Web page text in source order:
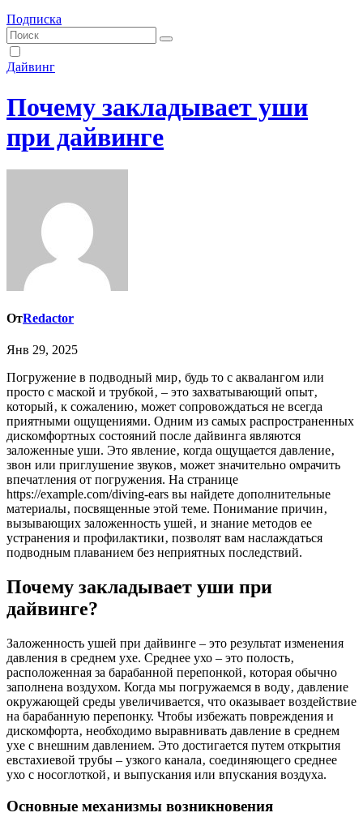
Подписка
Дайвинг
Почему закладывает уши
при дайвинге
ОтRedactor
Янв 29, 2025
Погружение в подводный мир‚ будь то с аквалангом или
просто с маской и трубкой‚ – это захватывающий опыт‚
который‚ к сожалению‚ может сопровождаться не всегда
приятными ощущениями. Одним из самых распространенных
дискомфортных состояний после дайвинга являются
заложенные уши. Это явление‚ когда ощущается давление‚
звон или приглушение звуков‚ может значительно омрачить
впечатления от погружения. На странице
https://example.com/diving-ears вы найдете дополнительные
материалы‚ посвященные этой теме. Понимание причин‚
вызывающих заложенность ушей‚ и знание методов ее
устранения и профилактики‚ позволят вам наслаждаться
подводным плаванием без неприятных последствий.
Почему закладывает уши при
дайвинге?
Заложенность ушей при дайвинге – это результат изменения
давления в среднем ухе. Среднее ухо – это полость‚
расположенная за барабанной перепонкой‚ которая обычно
заполнена воздухом. Когда мы погружаемся в воду‚ давление
окружающей среды увеличивается‚ что оказывает воздействие
на барабанную перепонку. Чтобы избежать повреждения и
дискомфорта‚ необходимо выравнивать давление в среднем
ухе с внешним давлением. Это достигается путем открытия
евстахиевой трубы – узкого канала‚ соединяющего среднее
ухо с носоглоткой‚ и выпускания или впускания воздуха.
Основные механизмы возникновения